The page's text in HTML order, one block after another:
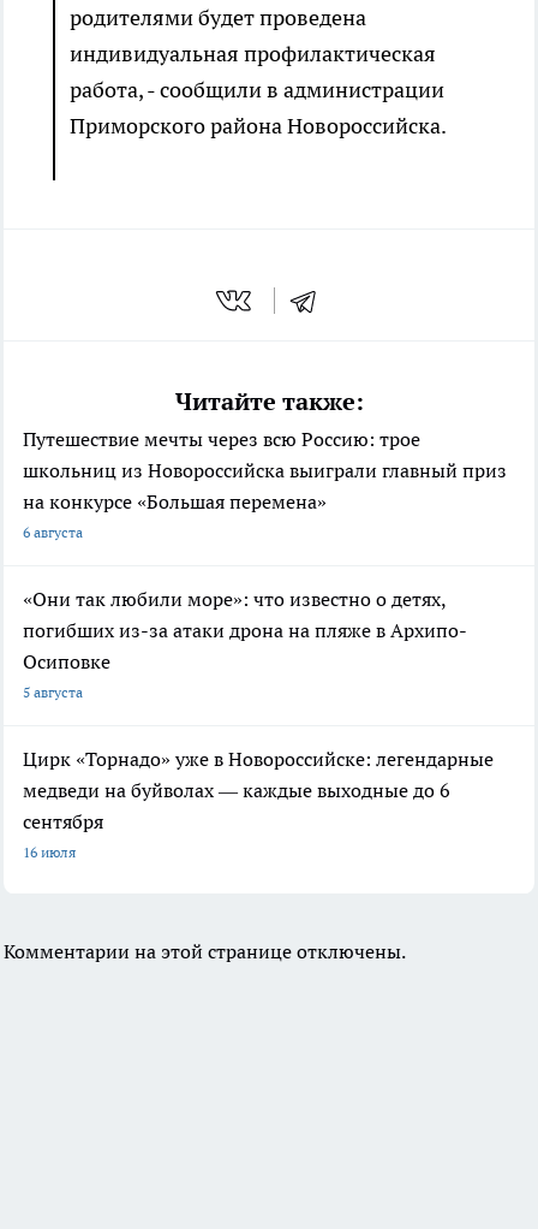
родителями будет проведена
индивидуальная профилактическая
работа, - сообщили в администрации
Приморского района Новороссийска.
Читайте также:
Путешествие мечты через всю Россию: трое
школьниц из Новороссийска выиграли главный приз
на конкурсе «Большая перемена»
6 августа
«Они так любили море»: что известно о детях,
погибших из-за атаки дрона на пляже в Архипо-
Осиповке
5 августа
Цирк «Торнадо» уже в Новороссийске: легендарные
медведи на буйволах — каждые выходные до 6
сентября
16 июля
Комментарии на этой странице отключены.